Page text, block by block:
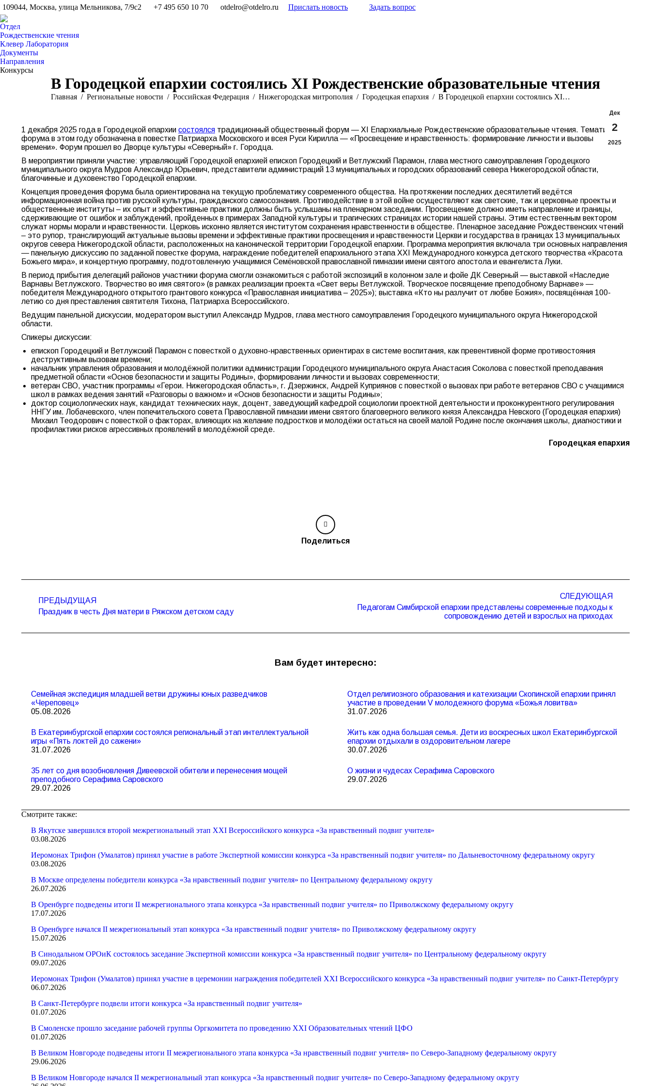
109044, Москва, улица Мельникова, 7/9с2 +7 495 650 10 70 otdelro@otdelro.ru Прислать новость Задать вопрос
Отдел
Рождественские чтения
Клевер Лаборатория
Документы
Направления
Конкурсы
В Городецкой епархии состоялись XI Рождественские образовательные чтения
Вы здесь:
Главная Pегиональные новости Российская Федерация Нижегородская митрополия Городецкая епархия В Городецкой епархии состоялись XI…
Дек
2
2025
1 декабря 2025 года в Городецкой епархии состоялся традиционный общественный форум — XI Епархиальные Рождественские образовательные чтения. Тематика
форума в этом году обозначена в повестке Патриарха Московского и всея Руси Кирилла — «Просвещение и нравственность: формирование личности и вызовы
времени». Форум прошел во Дворце культуры «Северный» г. Городца.
В мероприятии приняли участие: управляющий Городецкой епархией епископ Городецкий и Ветлужский Парамон, глава местного самоуправления Городецкого
муниципального округа Мудров Александр Юрьевич, представители администраций 13 муниципальных и городских образований севера Нижегородской области,
благочинные и духовенство Городецкой епархии.
Концепция проведения форума была ориентирована на текущую проблематику современного общества. На протяжении последних десятилетий ведётся
информационная война против русской культуры, гражданского самосознания. Противодействие в этой войне осуществляют как светские, так и церковные проекты и
общественные институты – их опыт и эффективные практики должны быть услышаны на пленарном заседании. Просвещение должно иметь направление и границы,
сдерживающие от ошибок и заблуждений, пройденных в примерах Западной культуры и трагических страницах истории нашей страны. Этим естественным вектором
служат нормы морали и нравственности. Церковь исконно является институтом сохранения нравственности в обществе. Пленарное заседание Рождественских чтений
– это рупор, транслирующий актуальные вызовы времени и эффективные практики просвещения и нравственности Церкви и государства в границах 13 муниципальных
округов севера Нижегородской области, расположенных на канонической территории Городецкой епархии. Программа мероприятия включала три основных направления
— панельную дискуссию по заданной повестке форума, награждение победителей епархиального этапа XXI Международного конкурса детского творчества «Красота
Божьего мира», и концертную программу, подготовленную учащимися Семёновской православной гимназии имени святого апостола и евангелиста Луки.
В период прибытия делегаций районов участники форума смогли ознакомиться с работой экспозиций в колонном зале и фойе ДК Северный — выставкой «Наследие
Варнавы Ветлужского. Творчество во имя святого» (в рамках реализации проекта «Свет веры Ветлужской. Творческое посвящение преподобному Варнаве» —
победителя Международного открытого грантового конкурса «Православная инициатива – 2025»); выставка «Кто ны разлучит от любве Божия», посвящённая 100-
летию со дня преставления святителя Тихона, Патриарха Всероссийского.
Ведущим панельной дискуссии, модератором выступил Александр Мудров, глава местного самоуправления Городецкого муниципального округа Нижегородской
области.
Спикеры дискуссии:
епископ Городецкий и Ветлужский Парамон с повесткой о духовно-нравственных ориентирах в системе воспитания, как превентивной форме противостояния
деструктивным вызовам времени;
начальник управления образования и молодёжной политики администрации Городецкого муниципального округа Анастасия Соколова с повесткой преподавания
предметной области «Основ безопасности и защиты Родины», формировании личности и вызовах современности;
ветеран СВО, участник программы «Герои. Нижегородская область», г. Дзержинск, Андрей Куприянов с повесткой о вызовах при работе ветеранов СВО с учащимися
школ в рамках ведения занятий «Разговоры о важном» и «Основ безопасности и защиты Родины»;
доктор социологических наук, кандидат технических наук, доцент, заведующий кафедрой социологии проектной деятельности и проконкурентного регулирования
ННГУ им. Лобачевского, член попечительского совета Православной гимназии имени святого благоверного великого князя Александра Невского (Городецкая епархия)
Михаил Теодорович с повесткой о факторах, влияющих на желание подростков и молодёжи остаться на своей малой Родине после окончания школы, диагностики и
профилактики рисков агрессивных проявлений в молодёжной среде.
Городецкая епархия
Поделиться
записям
ПРЕДЫДУЩАЯ
Предыдущая
Праздник в честь Дня матери в Ряжском детском саду
СЛЕДУЮЩАЯ
Следующая
Педагогам Симбирской епархии представлены современные подходы к
сопровождению детей и взрослых на приходах
Вам будет интересно:
Семейная экспедиция младшей ветви дружины юных разведчиков
«Череповец»
05.08.2026
Отдел религиозного образования и катехизации Скопинской епархии принял
участие в проведении V молодежного форума «Божья ловитва»
31.07.2026
В Екатеринбургской епархии состоялся региональный этап интеллектуальной
игры «Пять локтей до сажени»
31.07.2026
Жить как одна большая семья. Дети из воскресных школ Екатеринбургской
епархии отдыхали в оздоровительном лагере
30.07.2026
35 лет со дня возобновления Дивеевской обители и перенесения мощей
преподобного Серафима Саровского
29.07.2026
О жизни и чудесах Серафима Саровского
29.07.2026
Смотрите также:
В Якутске завершился второй межрегиональный этап XXI Всероссийского конкурса «За нравственный подвиг учителя»
03.08.2026
Иеромонах Трифон (Умалатов) принял участие в работе Экспертной комиссии конкурса «За нравственный подвиг учителя» по Дальневосточному федеральному округу
03.08.2026
В Москве определены победители конкурса «За нравственный подвиг учителя» по Центральному федеральному округу
26.07.2026
В Оренбурге подведены итоги II межрегионального этапа конкурса «За нравственный подвиг учителя» по Приволжскому федеральному округу
17.07.2026
В Оренбурге начался II межрегиональный этап конкурса «За нравственный подвиг учителя» по Приволжскому федеральному округу
15.07.2026
В Синодальном ОРОиК состоялось заседание Экспертной комиссии конкурса «За нравственный подвиг учителя» по Центральному федеральному округу
09.07.2026
Иеромонах Трифон (Умалатов) принял участие в церемонии награждения победителей XXI Всероссийского конкурса «За нравственный подвиг учителя» по Санкт-Петербургу
06.07.2026
В Санкт-Петербурге подвели итоги конкурса «За нравственный подвиг учителя»
01.07.2026
В Смоленске прошло заседание рабочей группы Оргкомитета по проведению XXI Образовательных чтений ЦФО
01.07.2026
В Великом Новгороде подведены итоги II межрегионального этапа конкурса «За нравственный подвиг учителя» по Северо-Западному федеральному округу
29.06.2026
В Великом Новгороде начался II межрегиональный этап конкурса «За нравственный подвиг учителя» по Северо-Западному федеральному округу